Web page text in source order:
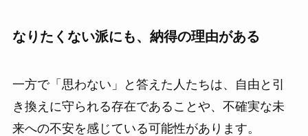
なりたくない派にも、納得の理由がある
一方で「思わない」と答えた人たちは、自由と引
き換えに守られる存在であることや、不確実な未
来への不安を感じている可能性があります。